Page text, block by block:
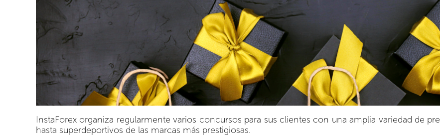
InstaForex organiza regularmente varios concursos para sus clientes con una amplia variedad de
hasta superdeportivos de las marcas más prestigiosas.